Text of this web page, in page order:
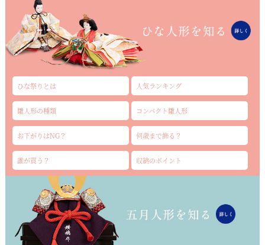
ひな祭りとは 人気ランキング
雛人形の種類 コンパクト雛人形
お下がりはNG？ 何歳まで飾る？
誰が買う？ 収納のポイント